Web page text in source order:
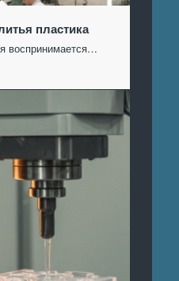
пластика
воспринимается…